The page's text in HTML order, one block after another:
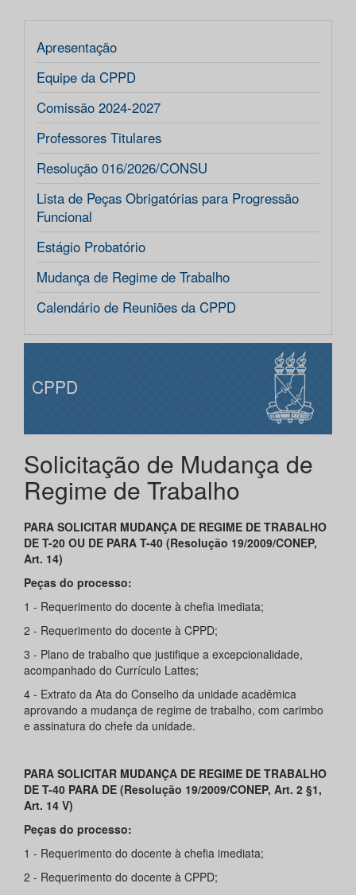
Apresentação
Equipe da CPPD
Comissão 2024-2027
Professores Titulares
Resolução 016/2026/CONSU
Lista de Peças Obrigatórias para Progressão
Funcional
Estágio Probatório
Mudança de Regime de Trabalho
Calendário de Reuniões da CPPD
CPPD
Solicitação de Mudança de
Regime de Trabalho
PARA SOLICITAR MUDANÇA DE REGIME DE TRABALHO
DE T-20 OU DE PARA T-40 (Resolução 19/2009/CONEP,
Art. 14)
Peças do processo:
1 - Requerimento do docente à chefia imediata;
2 - Requerimento do docente à CPPD;
3 - Plano de trabalho que justifique a excepcionalidade,
acompanhado do Currículo Lattes;
4 - Extrato da Ata do Conselho da unidade acadêmica
aprovando a mudança de regime de trabalho, com carimbo
e assinatura do chefe da unidade.
PARA SOLICITAR MUDANÇA DE REGIME DE TRABALHO
DE T-40 PARA DE (Resolução 19/2009/CONEP, Art. 2 §1,
Art. 14 V)
Peças do processo:
1 - Requerimento do docente à chefia imediata;
2 - Requerimento do docente à CPPD;